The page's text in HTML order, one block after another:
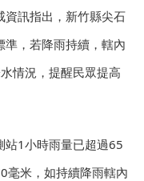
資訊指出，新竹縣尖石
，若降雨持續，轄內
情況，提醒民眾提高
站1小時雨量已超過65
毫米，如持續降雨轄內